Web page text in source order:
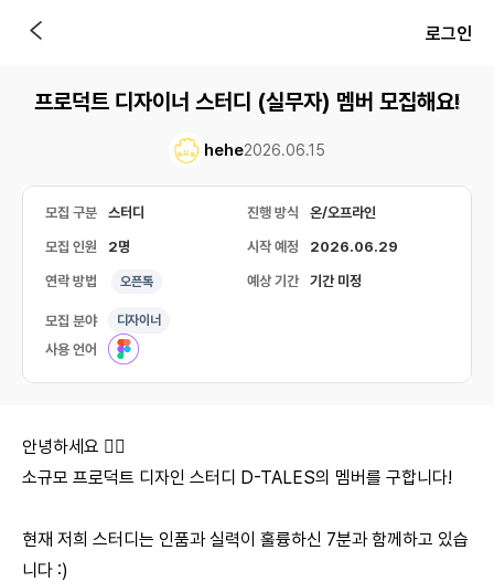
로그인
프로덕트 디자이너 스터디 (실무자) 멤버 모집해요!
hehe2026.06.15
모집 구분 스터디 진행 방식 온/오프라인
모집 인원 2명 시작 예정 2026.06.29
연락 방법 오픈톡 예상 기간 기간 미정
모집 분야 디자이너
사용 언어
안녕하세요 🙇‍♂
소규모 프로덕트 디자인 스터디 D-TALES의 멤버를 구합니다!
현재 저희 스터디는 인품과 실력이 훌륭하신 7분과 함께하고 있습
니다 :)